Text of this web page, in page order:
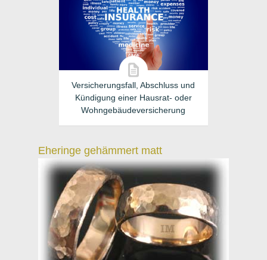
Versicherungsfall, Abschluss und
Kündigung einer Hausrat- oder
Wohngebäudeversicherung
Eheringe gehämmert matt